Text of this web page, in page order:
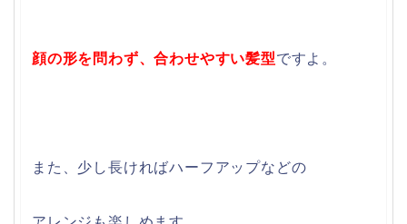
顔の形を問わず、合わせやすい髪型ですよ。
また、少し長ければハーフアップなどの